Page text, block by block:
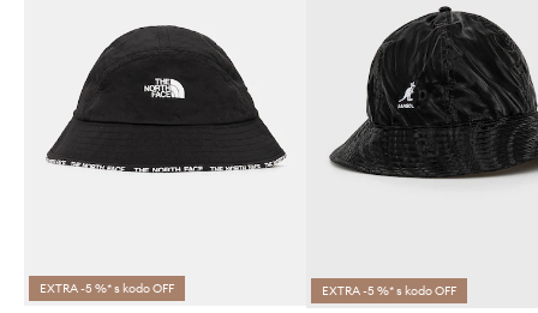
EXTRA -5 %* s kodo OFF EXTRA -5 %* s kodo OFF